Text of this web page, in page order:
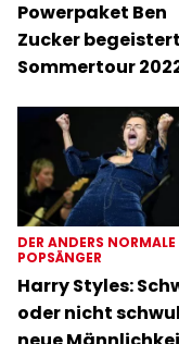
Powerpaket Ben
Zucker
Sommertour
DER ANDERS NORMALE
POPSÄNGER
Harry Styles:
oder nicht